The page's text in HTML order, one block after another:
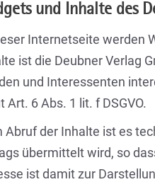
und Inhalte des
Internetseite werden
ist die Deubner Verlag
und Interessenten
Art. 6 Abs. 1 lit. f DSGVO.
Abruf der Inhalte ist es
übermittelt wird, so
ist damit zur